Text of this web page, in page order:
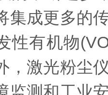
集成更多的
性有机物
，激光粉尘